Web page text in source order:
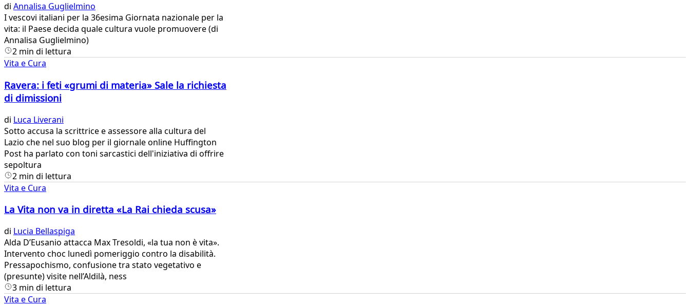
di Annalisa Guglielmino
​I vescovi italiani per la 36esima Giornata nazionale per la
vita: il Paese decida quale cultura vuole promuovere (di
Annalisa Guglielmino)
2 min di lettura
Vita e Cura
Ravera: i feti «grumi di materia» Sale la richiesta
di dimissioni
di Luca Liverani
​Sotto accusa la scrittrice e assessore alla cultura del
Lazio che nel suo blog per il giornale online Huffington
Post ha parlato con toni sarcastici dell'iniziativa di offrire
sepoltura
2 min di lettura
Vita e Cura
La Vita non va in diretta «La Rai chieda scusa»
di Lucia Bellaspiga
Alda D’Eusanio attacca Max Tresoldi, «la tua non è vita».
Intervento choc lunedì pomeriggio contro la disabilità.
Pressapochismo, confusione tra stato vegetativo e
(presunte) visite nell’Aldilà, ness
3 min di lettura
Vita e Cura